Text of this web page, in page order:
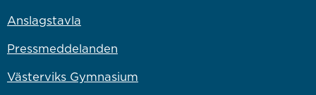
Anslagstavla
Pressmeddelanden
Västerviks Gymnasium